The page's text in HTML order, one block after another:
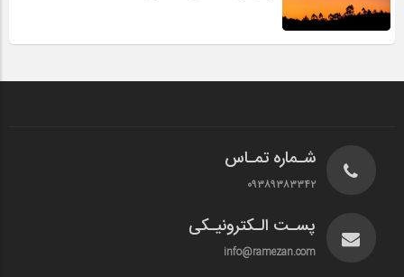
شـماره تمـاس
۰۹۳۸۹۳۸۳۳۴۲
پسـت الـکترونیـکی
info@ramezan.com